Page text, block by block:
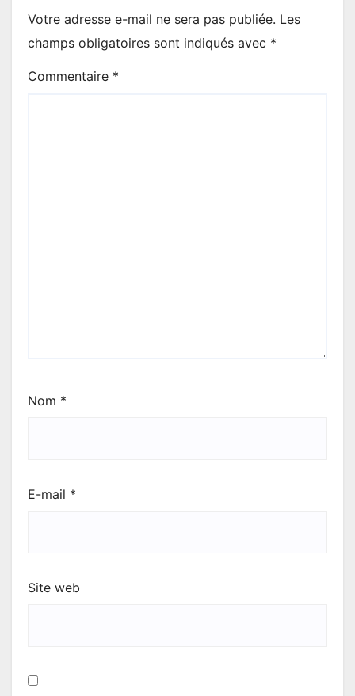
Votre adresse e-mail ne sera pas publiée. Les
champs obligatoires sont indiqués avec *
Commentaire *
Nom *
E-mail *
Site web